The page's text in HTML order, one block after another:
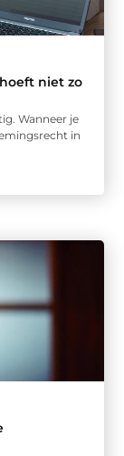
niet zo
Wanneer je
in